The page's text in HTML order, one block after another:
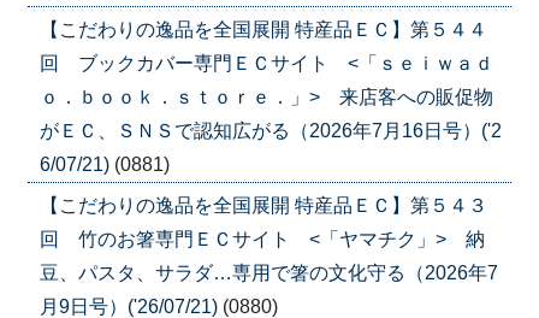
【こだわりの逸品を全国展開 特産品ＥＣ】第５４４
回 ブックカバー専門ＥＣサイト <「ｓｅｉｗａｄ
ｏ．ｂｏｏｋ．ｓｔｏｒｅ．」> 来店客への販促物
がＥＣ、ＳＮＳで認知広がる（2026年7月16日号）('2
6/07/21) (0881)
【こだわりの逸品を全国展開 特産品ＥＣ】第５４３
回 竹のお箸専門ＥＣサイト <「ヤマチク」> 納
豆、パスタ、サラダ…専用で箸の文化守る（2026年7
月9日号）('26/07/21) (0880)